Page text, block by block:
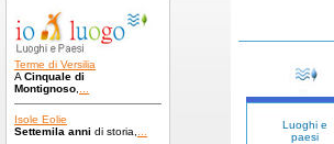
Terme di Versilia
A Cinquale di
Montignoso
Isole Eolie
Settemila anni di storia,
Luoghi e
paesi